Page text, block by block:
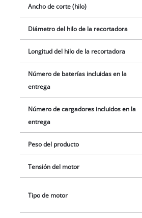
ajustable está dotada de un bloqueo
hilo con sistema de alimentación por
de corte de hasta 30 centímetros. Las
equipamiento, como la correa de
pared y la empuñadura suave, hacen
inalámbrico sea un ayudante versátil y
protector de flores garantiza siempre
ornamentales, preservando la belleza
y el cargador no están incluidos en la
disponibles por separado.
Ancho de corte (hilo)
Diámetro del hilo de la recortadora
Longitud del hilo de la recortadora
Número de baterías incluidas en la
entrega
Número de cargadores incluidos en la
entrega
Peso del producto
Tensión del motor
Tipo de motor